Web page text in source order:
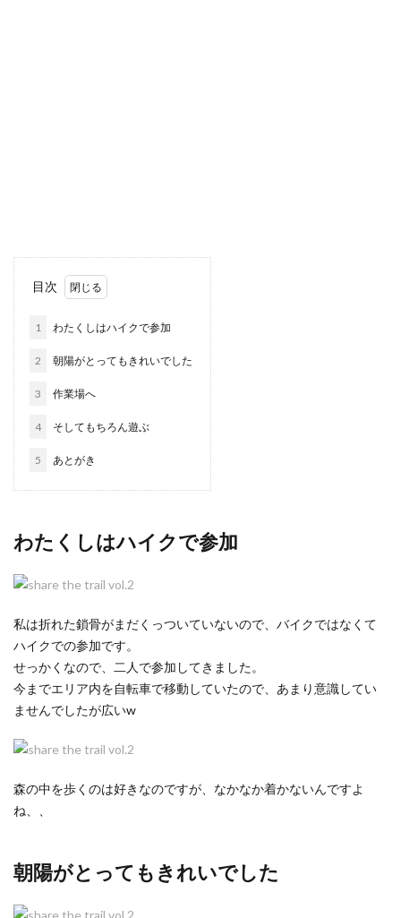
目次
1 わたくしはハイクで参加
2 朝陽がとってもきれいでした
3 作業場へ
4 そしてもちろん遊ぶ
5 あとがき
わたくしはハイクで参加
私は折れた鎖骨がまだくっついていないので、バイクではなくて
ハイクでの参加です。
せっかくなので、二人で参加してきました。
今までエリア内を自転車で移動していたので、あまり意識してい
ませんでしたが広いw
森の中を歩くのは好きなのですが、なかなか着かないんですよ
ね、、
朝陽がとってもきれいでした